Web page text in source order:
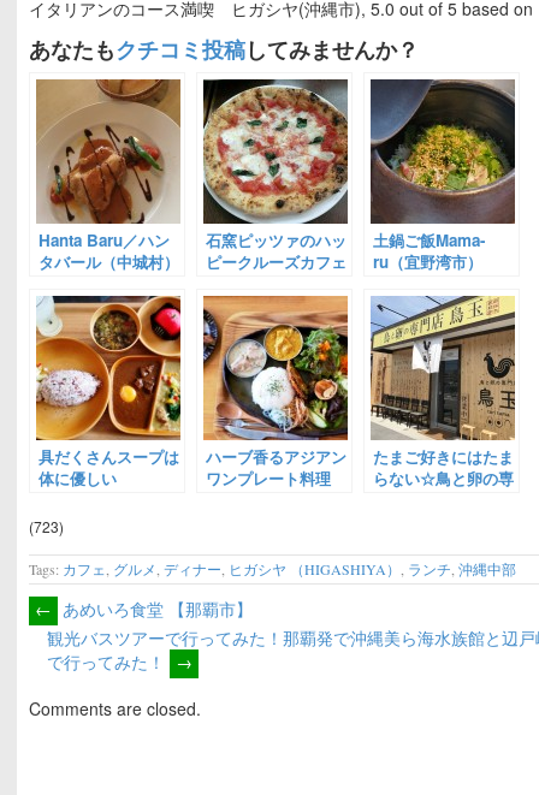
イタリアンのコース満喫 ヒガシヤ(沖縄市),5.0 out of5 based on
あなたもクチコミ投稿してみませんか？
Hanta Baru／ハン
タバール（中城村）
石窯ピッツァのハッ
ピークルーズカフェ
土鍋ご飯Mama-
ru（宜野湾市）
具だくさんスープは
体に優しい
ハーブ香るアジアン
ワンプレート料理
たまご好きにはたま
らない☆鳥と卵の専
(723)
Tags: カフェ グルメ ,ディナー ヒガシヤ （HIGASHIYA） ランチ ,沖縄中部
← あめいろ食堂 【那覇市】
観光バスツアーで行ってみた！那覇発で沖縄美ら海水族館と辺
で行ってみた！
→
Comments are closed.